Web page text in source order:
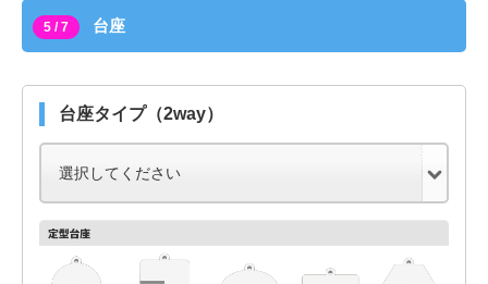
5 / 7 台座
台座タイプ（2way）